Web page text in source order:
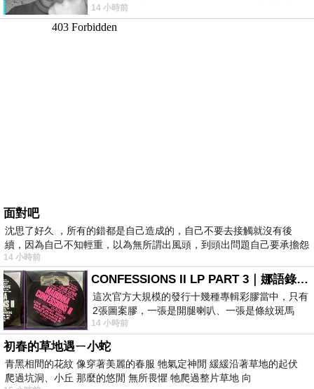
理家務，職業不分高低貴賤，只有人品才
14 小時前
面對吧
沈思了好久 ，所有的錯都是自己造成的，自己不要去接觸就沒有後
續，因為自己不知輕重，以為無所謂出風頭，到頭出問題自己要承擔怨
不
14 小時前
CONFESSIONS II LP PART 3｜娜語錄II LP PART 3
這次官方大規模的發行十幾種專輯彩膠當中，只有
2張圖案膠，一張是開腿喇叭、一張是條紋斑馬
版；目前官網上只剩澳洲商店AU STORE
14 小時前
初春的草地遇ㄧ小蛇
青黑相間的花紋 像穿著美麗的春服 牠氣定神閒 緩緩沿著草地的起伏
爬過坑洞、小丘 那麼的悠閒 無所畏懼 牠爬過整片草地 向